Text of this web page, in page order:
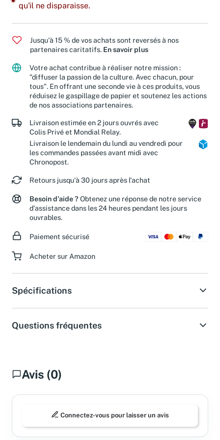
qu'il ne disparaisse.
Jusqu'à 15 % de vos achats sont reversés à nos
partenaires caritatifs. En savoir plus
Votre achat contribue à réaliser notre mission :
"diffuser la passion de la culture. Avec chacun, pour
tous". En offrant une seconde vie à ces produits, vous
réduisez le gaspillage de papier et soutenez les actions
de nos associations partenaires.
Livraison estimée en 2 jours ouvrés avec
Colis Privé et Mondial Relay.
Livraison le lendemain du lundi au vendredi pour
les commandes passées avant midi avec
Chronopost.
Retours jusqu'à 30 jours après l'achat
Besoin d'aide ? Obtenez une réponse de notre service
d'assistance dans les 24 heures pendant les jours
ouvrables.
Paiement sécurisé
Acheter sur Amazon
Spécifications
Questions fréquentes
Avis (0)
Connectez-vous pour laisser un avis